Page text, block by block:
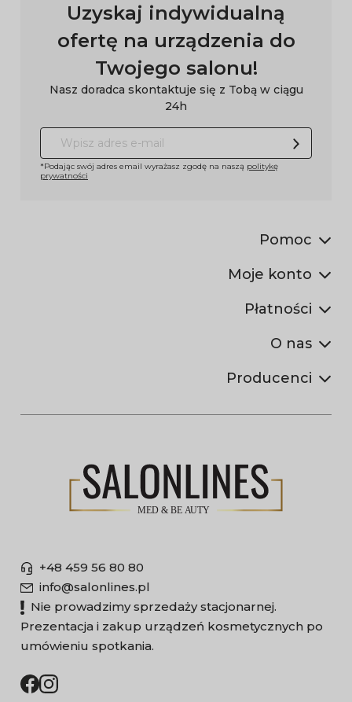
Uzyskaj indywidualną
ofertę na urządzenia do
Twojego salonu!
Nasz doradca skontaktuje się z Tobą w ciągu
24h
*Podając swój adres email wyrażasz zgodę na naszą politykę
prywatności
Pomoc
Moje konto
Płatności
O nas
Producenci
+48 459 56 80 80
info@salonlines.pl
Nie prowadzimy sprzedaży stacjonarnej.
Prezentacja i zakup urządzeń kosmetycznych po
umówieniu spotkania.